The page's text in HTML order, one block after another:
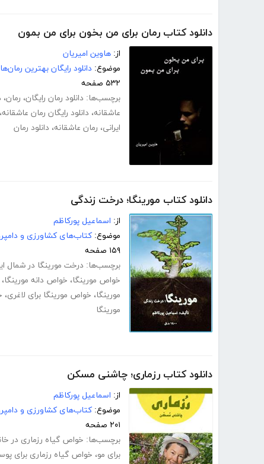
دانلود کتاب رمان برای من بخون برای من بمون
از: هاوین امیریان
موضوع: دانلود رایگان بهترین رمان‌ها
۵۳۲ صفحه
برچسب‌ها: دانلود رمان رایگان، رمان،
عاشقانه، دانلود رایگان رمان عاشقانه،
ایرانی، رمان عاشقانه، دانلود رمان
دانلود کتاب مورینگا؛ درخت زندگی
از: اسماعیل پورکاظم
موضوع: کتاب‌های کشاورزی و
۱۵۹ صفحه
برچسب‌ها: درخت مورینگا در شمال
خواص مورینگا، خواص دانه مورینگا،
مورینگا، خواص مورینگا برای لاغری،
مورینگا
دانلود کتاب رزماری؛ چاشنی مسکن
از: اسماعیل پورکاظم
موضوع: کتاب‌های کشاورزی و
۲۰۱ صفحه
برچسب‌ها: خواص گیاه رزماری در
برای مو، خواص گیاه رزماری برای